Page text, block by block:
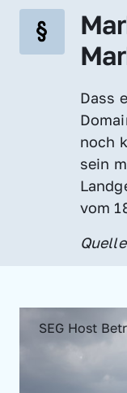
Dass
noch
sein
vom
SEG Host